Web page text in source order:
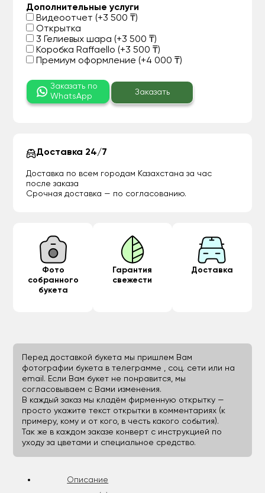
Дополнительные услуги
Видеоотчет (+3 500 ₸)
Открытка
3 Гелиевых шара (+3 500 ₸)
Коробка Raffaello (+3 500 ₸)
Премиум оформление (+4 000 ₸)
Заказать по
WhatsApp
Заказать
Доставка 24/7
Доставка по всем городам Казахстана за час
после заказа
Срочная доставка — по согласованию.
Фото
собранного
букета
Гарантия
свежести
Доставка
Перед доставкой букета мы пришлем Вам
фотографии букета в телеграмме , соц. сети или на
email. Если Вам букет не понравится, мы
согласовываем с Вами изменения.
В каждый заказ мы кладём фирменную открытку —
просто укажите текст открытки в комментариях (к
примеру, кому и от кого, в честь какого события).
Так же в каждом заказе конверт с инструкцией по
уходу за цветами и специальное средство.
Описание